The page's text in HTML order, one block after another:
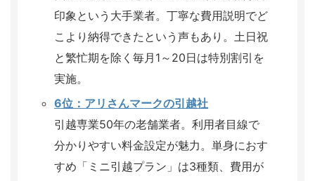
印象という大手業者。丁寧な費用説明でど
こより納得できたという声もあり。土日祝
と繁忙期を除く毎月1～20日は特別割引を
実施。
6位：アリさんマークの引越社
引越専業50年の老舗業者。利用者目線で
分かりやすい料金設定が魅力。単身におす
すめ「ミニ引越プラン」は3種類、費用が